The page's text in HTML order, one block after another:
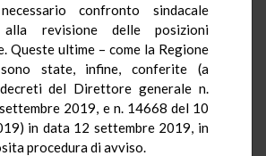
confronto sindacale
alla revisione delle posizioni
Queste ultime – come la Regione
state, infine, conferite (a
del Direttore generale n.
2019, e n. 14668 del 10
in data 12 settembre 2019, in
procedura di avviso.